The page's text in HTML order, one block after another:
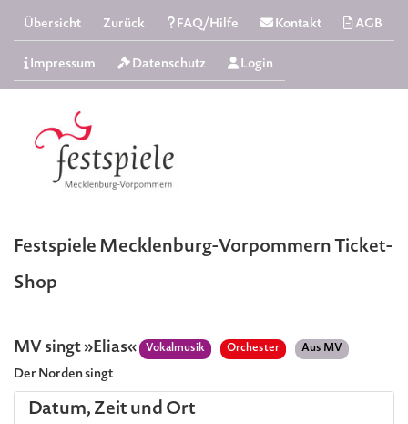
Übersicht Zurück FAQ/Hilfe Kontakt AGB
Impressum Datenschutz Login
Festspiele Mecklenburg-Vorpommern Ticket-
Shop
MV singt »Elias« Vokalmusik Orchester Aus MV
Der Norden singt
Datum, Zeit und Ort